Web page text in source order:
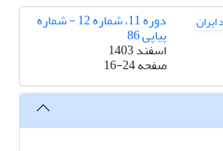
دوره 11، شماره 12 - شماره
پیاپی 86
اسفند 1403
صفحه16-24